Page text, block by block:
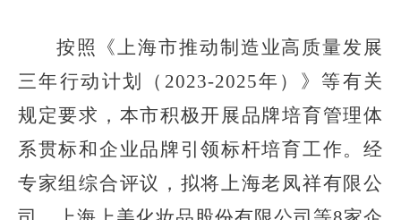
按照《上海市推动制造业高质量发展
三年行动计划（ 2023-2025年）》等有关
规定要求，本市积极开展品牌培育管理体
系贯标和企业品牌引领标杆培育工作。经
专家组综合评议，拟将上海老凤祥有限公